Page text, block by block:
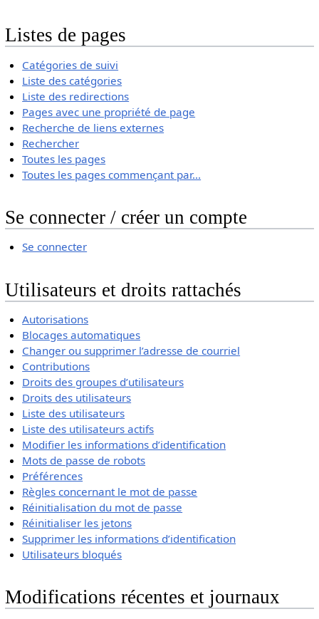
Listes de pages
Catégories de suivi
Liste des catégories
Liste des redirections
Pages avec une propriété de page
Recherche de liens externes
Rechercher
Toutes les pages
Toutes les pages commençant par...
Se connecter / créer un compte
Se connecter
Utilisateurs et droits rattachés
Autorisations
Blocages automatiques
Changer ou supprimer l’adresse de courriel
Contributions
Droits des groupes d’utilisateurs
Droits des utilisateurs
Liste des utilisateurs
Liste des utilisateurs actifs
Modifier les informations d’identification
Mots de passe de robots
Préférences
Règles concernant le mot de passe
Réinitialisation du mot de passe
Réinitialiser les jetons
Supprimer les informations d’identification
Utilisateurs bloqués
Modifications récentes et journaux